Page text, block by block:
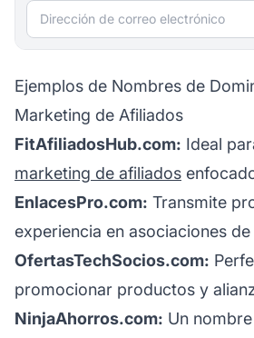
Dirección de correo
Ejemplos de Nombres de
Marketing de Afiliados
FitAfiliadosHub.com: Ideal
marketing de afiliados
EnlacesPro.com: Transmite
experiencia en asociaciones de
OfertasTechSocios.com:
promocionar productos y
NinjaAhorros.com: Un